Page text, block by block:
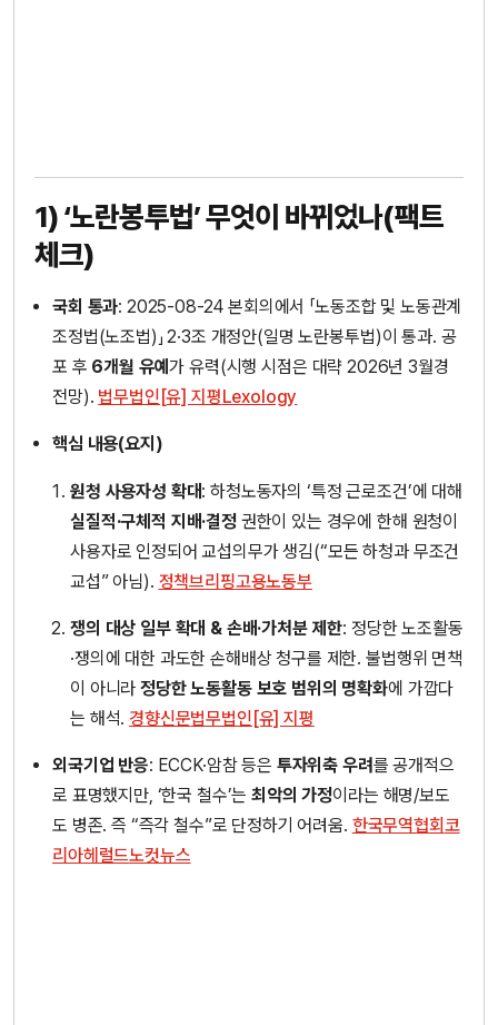
1) ‘노란봉투법’ 무엇이 바뀌었나(팩트
체크)
국회 통과: 2025-08-24 본회의에서 「노동조합 및 노동관계
조정법(노조법)」 2·3조 개정안(일명 노란봉투법)이 통과. 공
포 후 6개월 유예가 유력(시행 시점은 대략 2026년 3월경
전망). 법무법인[유] 지평 Lexology
핵심 내용(요지)
원청 사용자성 확대: 하청노동자의 ‘특정 근로조건’에 대해
실질적·구체적 지배·결정권한이 있는 경우에 한해 원청이
사용자로 인정되어 교섭의무가 생김(“모든 하청과 무조건
교섭” 아님). 정책브리핑고용노동부
쟁의 대상 일부 확대 & 손배·가처분 제한: 정당한 노조활동
·쟁의에 대한 과도한 손해배상 청구를 제한. 불법행위 면책
이 아니라정당한 노동활동 보호 범위의 명확화에 가깝다
는 해석. 경향신문법무법인[유] 지평
외국기업 반응: ECCK·암참 등은 투자위축 우려를 공개적으
로 표명했지만, ‘한국 철수’는최악의 가정이라는 해명/보도
도 병존. 즉 “즉각 철수”로 단정하기 어려움. 한국무역협회 코
리아헤럴드노컷뉴스